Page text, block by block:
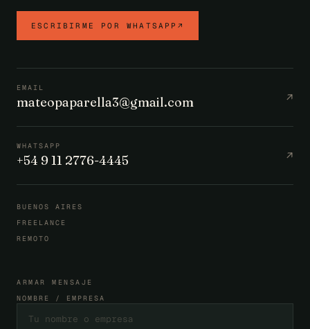
ESCRIBIRME POR WHATSAPP ↗
EMAIL
mateopaparella3@gmail.com ↗
WHATSAPP
+54 9 11 2776-4445 ↗
BUENOS AIRES
FREELANCE
REMOTO
ARMAR MENSAJE
NOMBRE / EMPRESA